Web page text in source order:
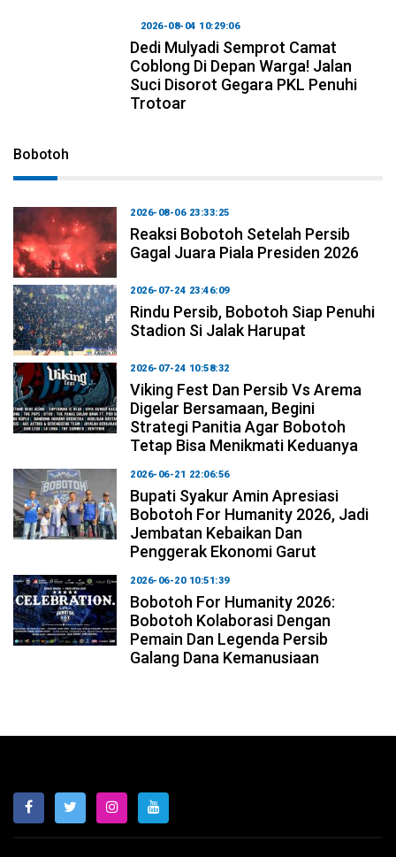
2026-08-04 10:29:06
Dedi Mulyadi Semprot Camat
Coblong Di Depan Warga! Jalan
Suci Disorot Gegara PKL Penuhi
Trotoar
Bobotoh
2026-08-06 23:33:25
Reaksi Bobotoh Setelah Persib
Gagal Juara Piala Presiden 2026
2026-07-24 23:46:09
Rindu Persib, Bobotoh Siap Penuhi
Stadion Si Jalak Harupat
2026-07-24 10:58:32
Viking Fest Dan Persib Vs Arema
Digelar Bersamaan, Begini
Strategi Panitia Agar Bobotoh
Tetap Bisa Menikmati Keduanya
2026-06-21 22:06:56
Bupati Syakur Amin Apresiasi
Bobotoh For Humanity 2026, Jadi
Jembatan Kebaikan Dan
Penggerak Ekonomi Garut
2026-06-20 10:51:39
Bobotoh For Humanity 2026:
Bobotoh Kolaborasi Dengan
Pemain Dan Legenda Persib
Galang Dana Kemanusiaan